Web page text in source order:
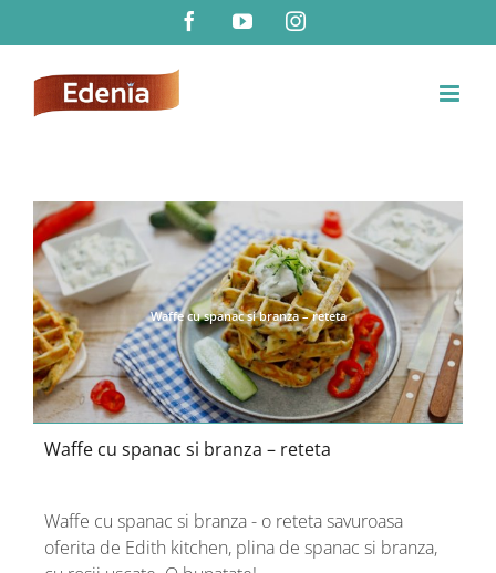
FacebookYouTubeInstagram
Waffe cu spanac si branza – reteta
Waffe cu spanac si branza – reteta
Waffe cu spanac si branza - o reteta savuroasa
oferita de Edith kitchen, plina de spanac si branza,